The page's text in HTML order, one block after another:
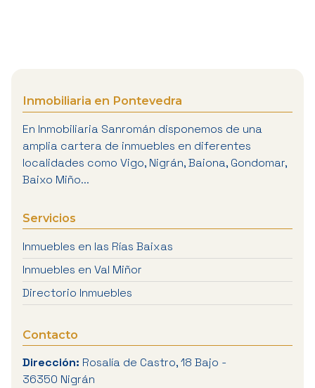
Inmobiliaria en Pontevedra
En Inmobiliaria Sanromán disponemos de una
amplia cartera de inmuebles en diferentes
localidades como Vigo, Nigrán, Baiona, Gondomar,
Baixo Miño...
Servicios
Inmuebles en las Rías Baixas
Inmuebles en Val Miñor
Directorio Inmuebles
Contacto
Dirección: Rosalía de Castro, 18 Bajo -
36350 Nigrán